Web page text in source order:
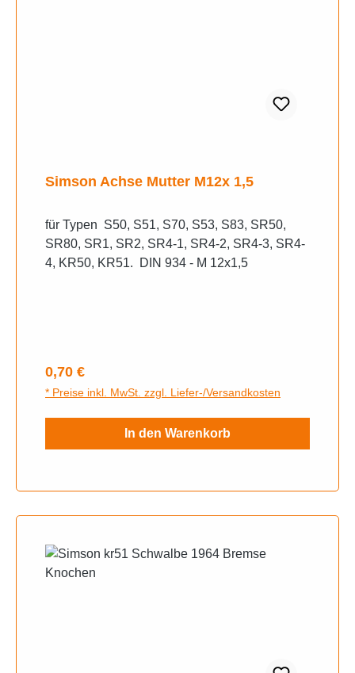
Simson Achse Mutter M12x 1,5
für Typen S50, S51, S70, S53, S83, SR50,
SR80, SR1, SR2, SR4-1, SR4-2, SR4-3, SR4-
4, KR50, KR51. DIN 934 - M 12x1,5
Regulärer Preis:
0,70 €
* Preise inkl. MwSt. zzgl. Liefer-/Versandkosten
In den Warenkorb